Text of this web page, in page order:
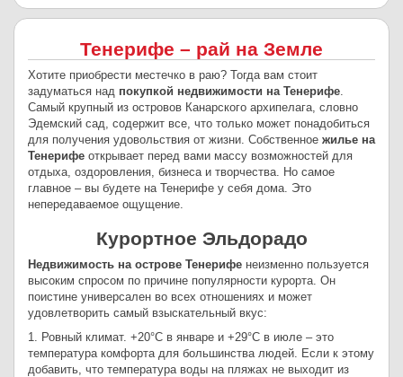
Тенерифе – рай на Земле
Хотите приобрести местечко в раю? Тогда вам стоит
задуматься над покупкой недвижимости на Тенерифе.
Самый крупный из островов Канарского архипелага, словно
Эдемский сад, содержит все, что только может понадобиться
для получения удовольствия от жизни. Собственное жилье на
Тенерифе открывает перед вами массу возможностей для
отдыха, оздоровления, бизнеса и творчества. Но самое
главное – вы будете на Тенерифе у себя дома. Это
непередаваемое ощущение.
Курортное Эльдорадо
Недвижимость на острове Тенерифе неизменно пользуется
высоким спросом по причине популярности курорта. Он
поистине универсален во всех отношениях и может
удовлетворить самый взыскательный вкус:
1. Ровный климат. +20°С в январе и +29°С в июле – это
температура комфорта для большинства людей. Если к этому
добавить, что температура воды на пляжах не выходит из